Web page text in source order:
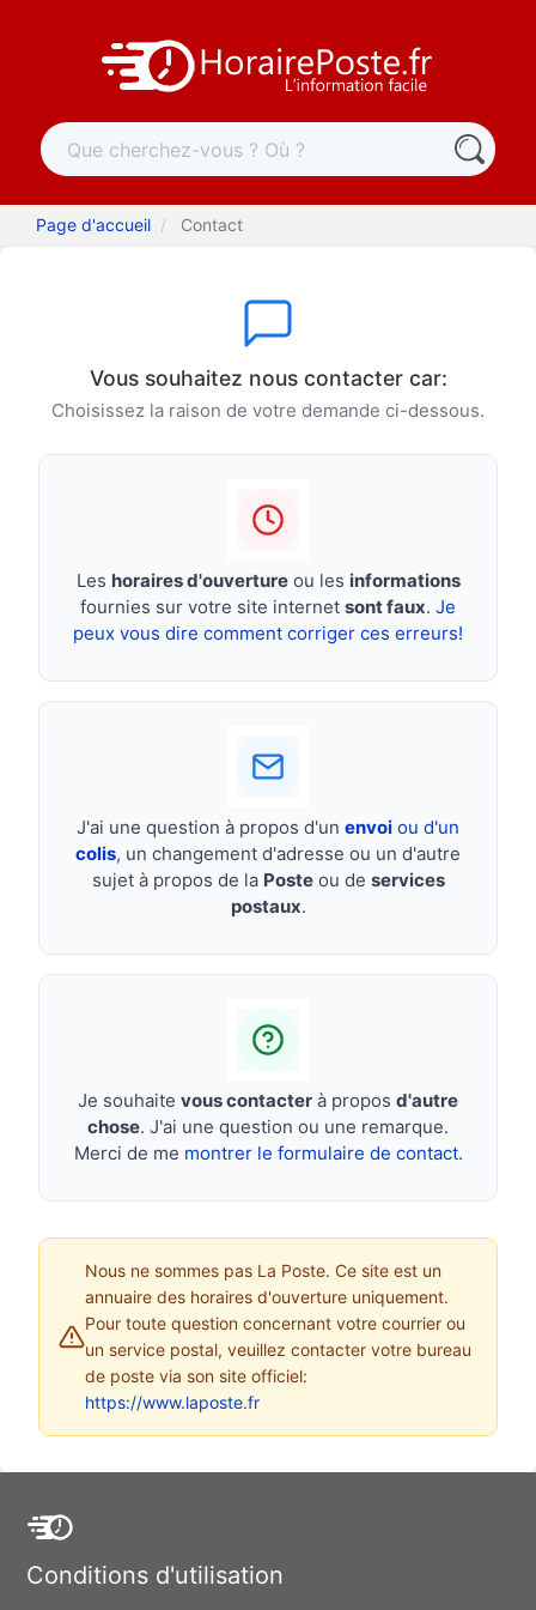
Page d'accueil Contact
Vous souhaitez nous contacter car:
Choisissez la raison de votre demande ci-dessous.
Les horaires d'ouvertureou les informations
fournies sur votre site internet sont faux. Je
peux vous dire comment corriger ces erreurs!
J'ai une question à propos d'un envoi ou d'un
colis, un changement d'adresse ou un d'autre
sujet à propos de la Posteou de services
postaux.
Je souhaite vous contacter à propos d'autre
chose. J'ai une question ou une remarque.
Merci de me montrer le formulaire de contact.
Nous ne sommes pas La Poste. Ce site est un
annuaire des horaires d'ouverture uniquement.
Pour toute question concernant votre courrier ou
un service postal, veuillez contacter votre bureau
de poste via son site officiel:
https://www.laposte.fr
Conditions d'utilisation